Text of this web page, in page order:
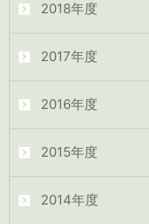
2018年度
2017年度
2016年度
2015年度
2014年度